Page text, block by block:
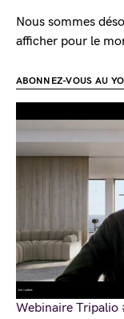
Nous sommes
afficher pour le
ABONNEZ-VOUS AU
Webinaire Tripalio